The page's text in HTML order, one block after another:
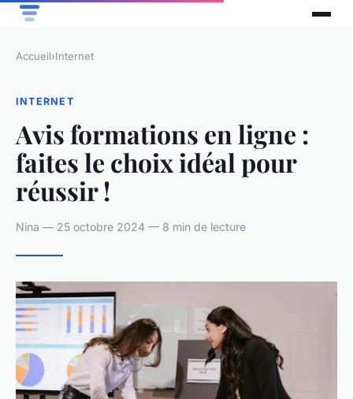
Accueil›Internet
INTERNET
Avis formations en ligne :
faites le choix idéal pour
réussir !
Nina — 25 octobre 2024 — 8 min de lecture